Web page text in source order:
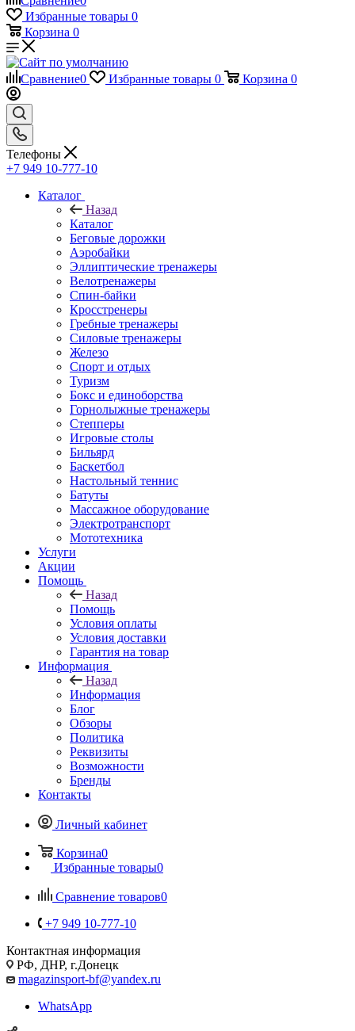
Избранные товары 0
Корзина 0
Сравнение0 Избранные товары 0 Корзина 0
Телефоны
+7 949 10-777-10
Каталог
Назад
Каталог
Беговые дорожки
Аэробайки
Эллиптические тренажеры
Велотренажеры
Спин-байки
Кросстренеры
Гребные тренажеры
Силовые тренажеры
Железо
Спорт и отдых
Туризм
Бокс и единоборства
Горнолыжные тренажеры
Степперы
Игровые столы
Бильярд
Баскетбол
Настольный теннис
Батуты
Массажное оборудование
Электротранспорт
Мототехника
Услуги
Акции
Помощь
Назад
Помощь
Условия оплаты
Условия доставки
Гарантия на товар
Информация
Назад
Информация
Блог
Обзоры
Политика
Реквизиты
Возможности
Бренды
Контакты
Личный кабинет
Корзина0
Избранные товары0
Сравнение товаров0
+7 949 10-777-10
Контактная информация
РФ, ДНР, г.Донецк
magazinsport-bf@yandex.ru
WhatsApp